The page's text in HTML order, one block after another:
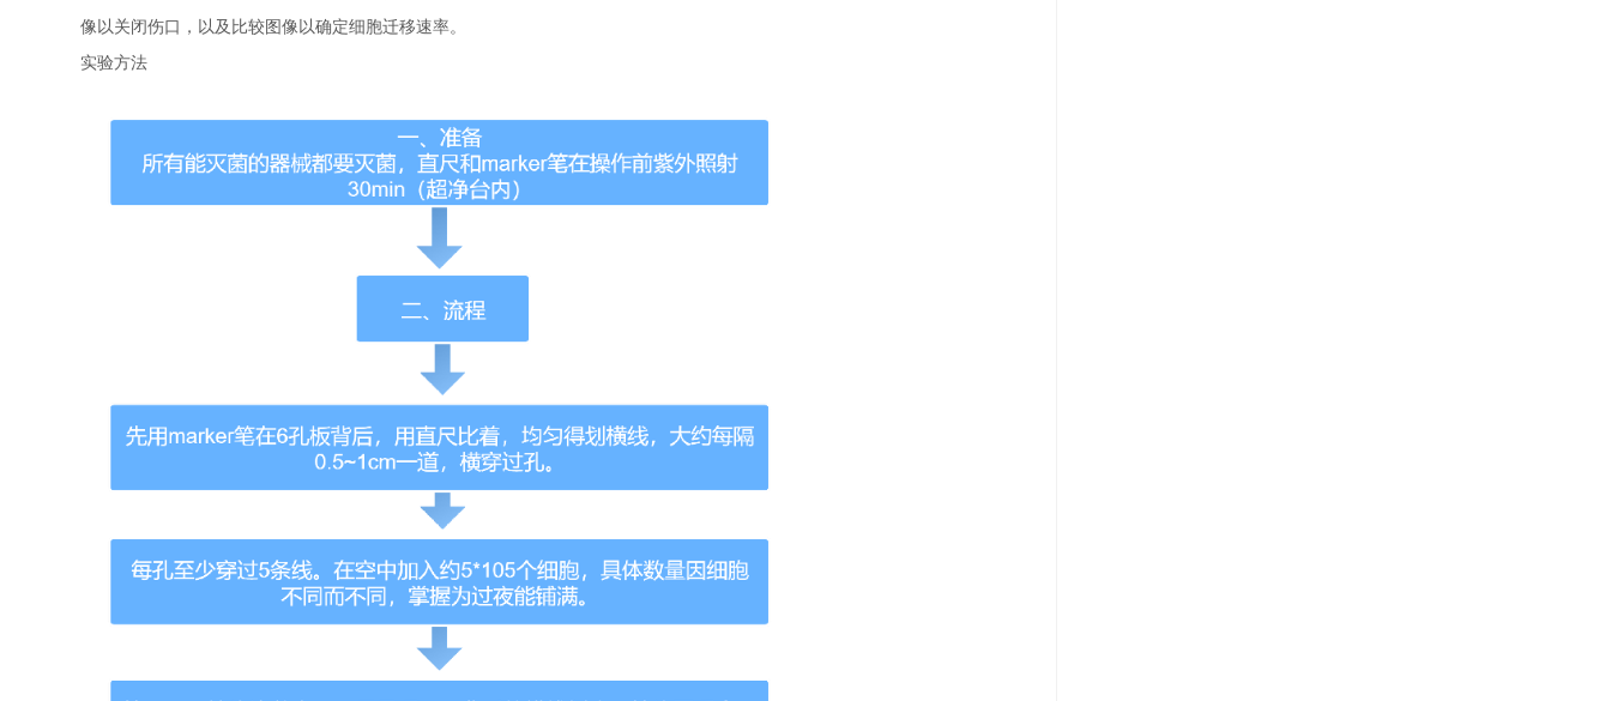
像以关闭伤口，以及比较图像以确定细胞迁移速率。
实验方法